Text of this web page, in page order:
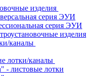
изделия
серия ЭУИ
серия ЭУИ
изделия
каналы
лотки/каналы
- листовые лотки